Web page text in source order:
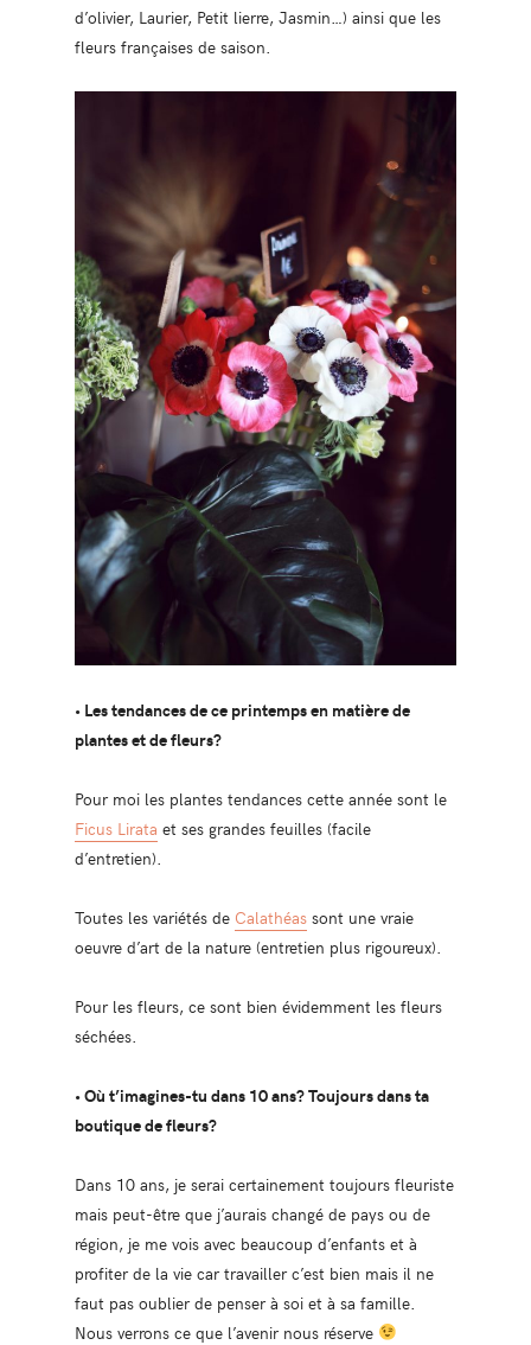
d’olivier, Laurier, Petit lierre, Jasmin…) ainsi que les
fleurs françaises de saison.
• Les tendances de ce printemps en matière de
plantes et de fleurs?
Pour moi les plantes tendances cette année sont le
Ficus Lirata et ses grandes feuilles (facile
d’entretien).
Toutes les variétés de Calathéassont une vraie
oeuvre d’art de la nature (entretien plus rigoureux).
Pour les fleurs, ce sont bien évidemment les fleurs
séchées.
• Où t’imagines-tu dans 10 ans? Toujours dans ta
boutique de fleurs?
Dans 10 ans, je serai certainement toujours fleuriste
mais peut-être que j’aurais changé de pays ou de
région, je me vois avec beaucoup d’enfants et à
profiter de la vie car travailler c’est bien mais il ne
faut pas oublier de penser à soi et à sa famille.
Nous verrons ce que l’avenir nous réserve